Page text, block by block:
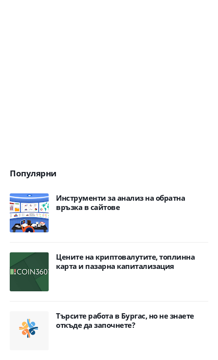
Популярни
Инструменти за анализ на обратна
връзка в сайтове
Цените на криптовалутите, топлинна
карта и пазарна капитализация
Търсите работа в Бургас, но не знаете
откъде да започнете?